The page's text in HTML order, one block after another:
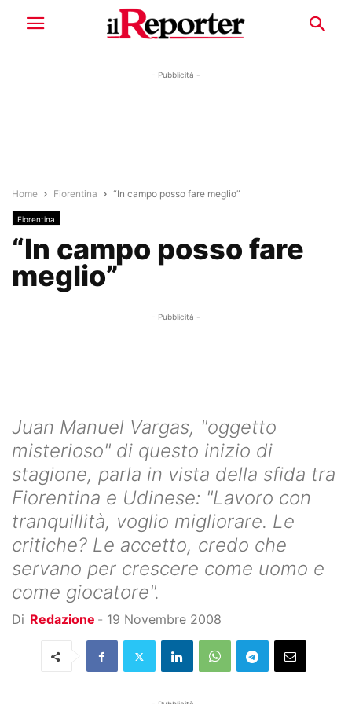
- Pubblicità -
Home Fiorentina “In campo posso fare meglio”
Fiorentina
“In campo posso fare
meglio”
- Pubblicità -
Juan Manuel Vargas, "oggetto
misterioso" di questo inizio di
stagione, parla in vista della sfida tra
Fiorentina e Udinese: "Lavoro con
tranquillità, voglio migliorare. Le
critiche? Le accetto, credo che
servano per crescere come uomo e
come giocatore".
Di Redazione - 19 Novembre 2008